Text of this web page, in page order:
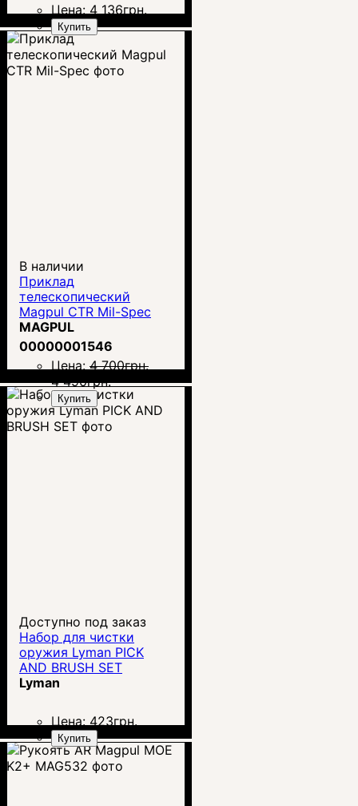
Цена: 4 136грн.
Купить
В наличии
Приклад
телескопический
Magpul CTR Mil-Spec
MAGPUL
00000001546
Цена: 4 700грн.
4 490грн.
Купить
Доступно под заказ
Набор для чистки
оружия Lyman PICK
AND BRUSH SET
Lyman
Цена: 423грн.
Купить